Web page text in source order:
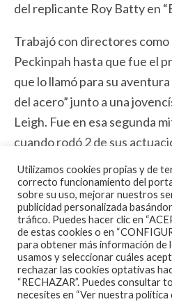
del replicante Roy Batty en
Trabajó con directores como
Peckinpah hasta que fue el
que lo llamó para su
del acero” junto a una
Leigh. Fue en esa segunda
cuando rodó 2 de sus
En “Lady Halcón” (Richard
convertía en lobo por la
convertía en halcón por el
amor. Y en “Carretera al
1986) se convierte en
va dejando sangre y
Trabajó en teatro, cine y
Utilizamos cookies propias y de
correcto funcionamiento del
sobre su uso, mejorar nuestros
publicidad personalizada
tráfico. Puedes hacer clic en
de estas cookies o en
para obtener más información de
usamos y seleccionar cuáles
rechazar las cookies optativas
“RECHAZAR”. Puedes consultar
necesites en “Ver nuestra política